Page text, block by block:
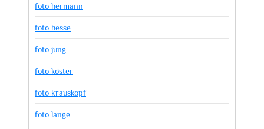
foto hermann
foto hesse
foto jung
foto köster
foto krauskopf
foto lange